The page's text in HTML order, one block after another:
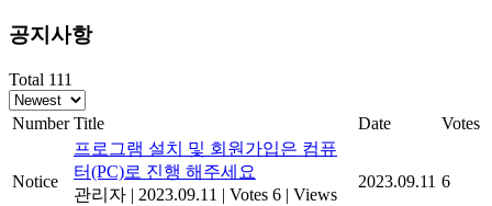
공지사항
Total 111
Number Title Date Votes
Notice
프로그램 설치 및 회원가입은 컴퓨
터(PC)로 진행 해주세요
관리자 | 2023.09.11 | Votes 6 | Views
2023.09.11 6